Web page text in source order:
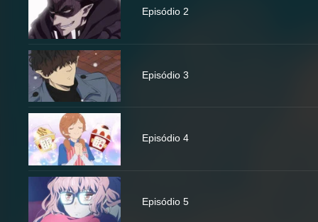
Episódio 2
Episódio 3
Episódio 4
Episódio 5